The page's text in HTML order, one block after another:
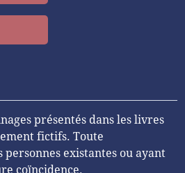
présentés dans les livres
fictifs. Toute
personnes existantes ou ayant
coïncidence.